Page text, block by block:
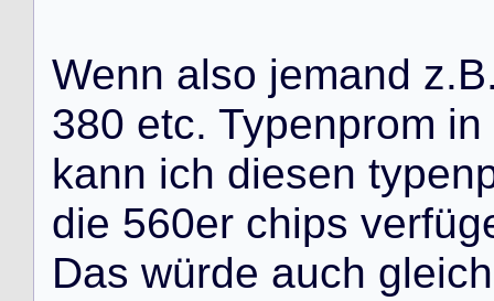
Wenn also jemand z.B
380 etc. Typenprom in
kann ich diesen typen
die 560er chips verfüg
Das würde auch gleich